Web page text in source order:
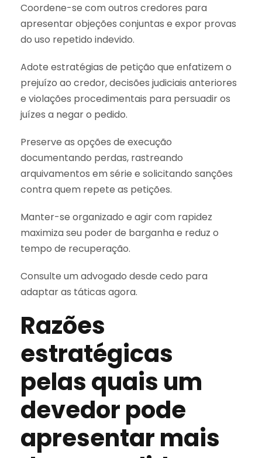
Coordene-se com outros credores para
apresentar objeções conjuntas e expor provas
do uso repetido indevido.
Adote estratégias de petição que enfatizem o
prejuízo ao credor, decisões judiciais anteriores
e violações procedimentais para persuadir os
juízes a negar o pedido.
Preserve as opções de execução
documentando perdas, rastreando
arquivamentos em série e solicitando sanções
contra quem repete as petições.
Manter-se organizado e agir com rapidez
maximiza seu poder de barganha e reduz o
tempo de recuperação.
Consulte um advogado desde cedo para
adaptar as táticas agora.
Razões
estratégicas
pelas quais um
devedor pode
apresentar mais